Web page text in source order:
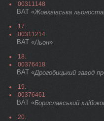
00311148
ВАТ «Жовквівська
17.
00311214
ВАТ «Льон»
18.
00376418
ВАТ «Дрогобицький завод
19.
00376461
ВАТ «Бориславський
20.